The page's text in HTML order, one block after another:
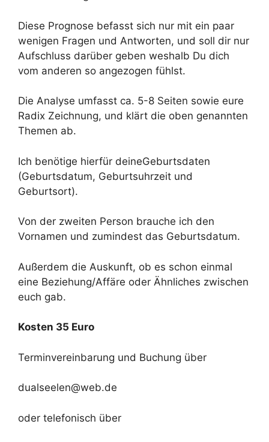
Diese Prognose befasst sich nur mit ein paar
wenigen Fragen und Antworten, und soll dir nur
Aufschluss darüber geben weshalb Du dich
vom anderen so angezogen fühlst.
Die Analyse umfasst ca. 5-8 Seiten sowie eure
Radix Zeichnung, und klärt die oben genannten
Themen ab.
Ich benötige hierfür deineGeburtsdaten
(Geburtsdatum, Geburtsuhrzeit und
Geburtsort).
Von der zweiten Person brauche ich den
Vornamen und zumindest das Geburtsdatum.
Außerdem die Auskunft, ob es schon einmal
eine Beziehung/Affäre oder Ähnliches zwischen
euch gab.
Kosten 35 Euro
Terminvereinbarung und Buchung über
dualseelen@web.de
oder telefonisch über